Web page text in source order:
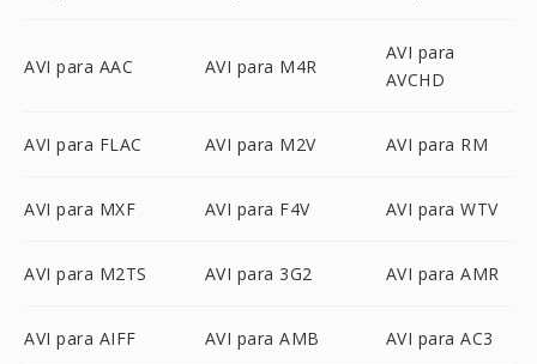
AVI para AAC AVI para M4R
AVI para
AVCHD
AVI para FLAC AVI para M2V AVI para RM
AVI para MXF AVI para F4V AVI para WTV
AVI para M2TS AVI para 3G2 AVI para AMR
AVI para AIFF AVI para AMB AVI para AC3